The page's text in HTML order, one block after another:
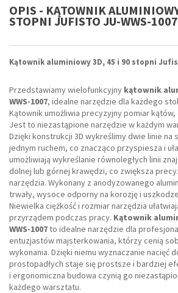
OPIS - KĄTOWNIK
STOPNI JUFISTO JU-WWS-1007
Kątownik aluminiowy 3D, 45 i 90 stopni
Przedstawiamy wielofunkcyjny kątownik
WWS-1007, idealne narzędzie dla każdego
Kątownik umożliwia precyzyjny pomiar kątów,
Jest to niezastąpione narzędzie w każdym
Dzięki konstrukcji 3D wykreślimy dwie linie na
jednym ruchem, co znacząco przyspiesza i
umożliwiają wykreślanie równoległych linii
dolnej lub górnej krawędzi, co zwiększa
narzędzia. Wykonany z anodyzowanego
trwały, wysoce odporny na korozję i
Niewielka ciężkość i rozmiar narzędzia
przyrządem podczas pracy. Kątownik
WWS-1007to idealne narzędzie dla
entuzjastów majsterkowania, którzy cenią
wykonania. Dzięki niemu wyznaczanie nacięć
prostopadłych staje się prostsze i bardziej
i ergonomiczna budowa czynią go
każdego warsztatu.